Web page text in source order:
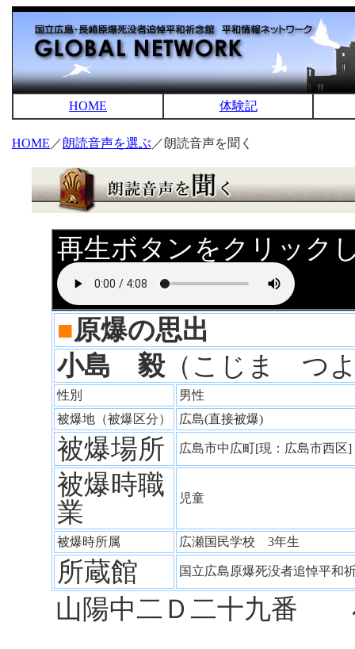
HOME 体験記
HOME ／朗読音声を選ぶ ／朗読音声を聞く
再生ボタンをクリック
■原爆の思出
小島 毅（こじま つ
性別
男性
被爆地（被爆区分）
広島(直接被爆)
被爆場所 広島市中広町[現：広島市西
被爆時職
業
児童
被爆時所属 広瀬国民学校 3年生
所蔵館 国立広島原爆死没者追悼平
山陽中二Ｄ二十九番